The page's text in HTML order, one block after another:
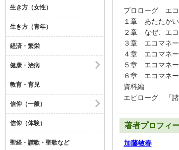
生き方（女性）
生き方（青年）
経済・繁栄
健康・治病
教育・育児
信仰（一般）
信仰（体験）
聖経・讃歌・聖歌など
プロローグ エコ
１章 あたたかい
２章 なぜ、エコ
３章 エコマネー
４章 エコマネー
５章 エコマネー
６章 エコマネー
資料編
エピローグ 「諸
著者プロフィ
加藤敏春